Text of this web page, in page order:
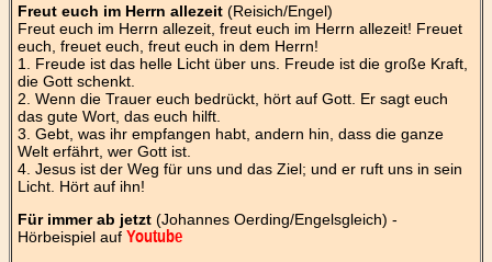
Freut euch im Herrn allezeit(Reisich/Engel)
Freut euch im Herrn allezeit, freut euch im Herrn allezeit! Freuet
euch, freuet euch, freut euch in dem Herrn!
1. Freude ist das helle Licht über uns. Freude ist die große Kraft,
die Gott schenkt.
2. Wenn die Trauer euch bedrückt, hört auf Gott. Er sagt euch
das gute Wort, das euch hilft.
3. Gebt, was ihr empfangen habt, andern hin, dass die ganze
Welt erfährt, wer Gott ist.
4. Jesus ist der Weg für uns und das Ziel; und er ruft uns in sein
Licht. Hört auf ihn!
Für immer ab jetzt(Johannes Oerding/Engelsgleich) -
Hörbeispiel auf Youtube